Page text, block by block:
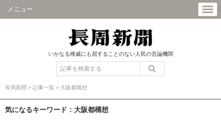
メニュー
いかなる権威にも屈することのない人民の言論機関
長周新聞 > 記事一覧 > 大阪都構想
気になるキーワード：大阪都構想